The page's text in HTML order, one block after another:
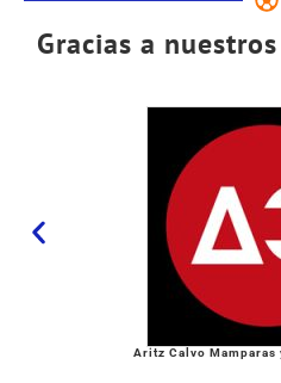
Gracias a
Aritz Calvo Mamparas